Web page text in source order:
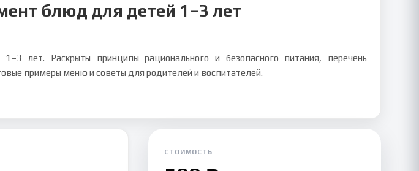
блюд для детей 1–3 лет
лет. Раскрыты принципы рационального и безопасного питания, перечень
примеры меню и советы для родителей и воспитателей.
СТОИМОСТЬ